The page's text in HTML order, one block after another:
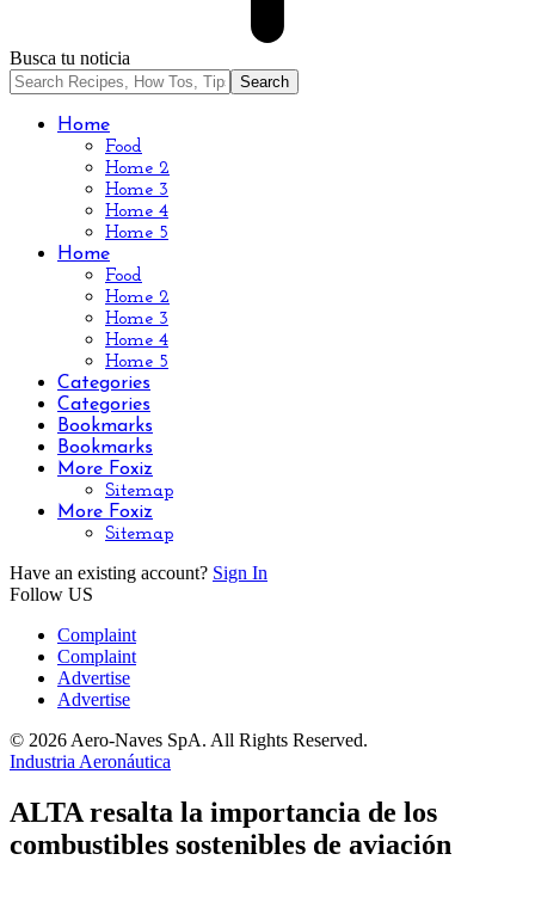
Busca tu noticia
Home
Food
Home 2
Home 3
Home 4
Home 5
Home
Food
Home 2
Home 3
Home 4
Home 5
Categories
Categories
Bookmarks
Bookmarks
More Foxiz
Sitemap
More Foxiz
Sitemap
Have an existing account? Sign In
Follow US
Complaint
Complaint
Advertise
Advertise
© 2026 Aero-Naves SpA. All Rights Reserved.
Industria Aeronáutica
ALTA resalta la importancia de los
combustibles sostenibles de aviación